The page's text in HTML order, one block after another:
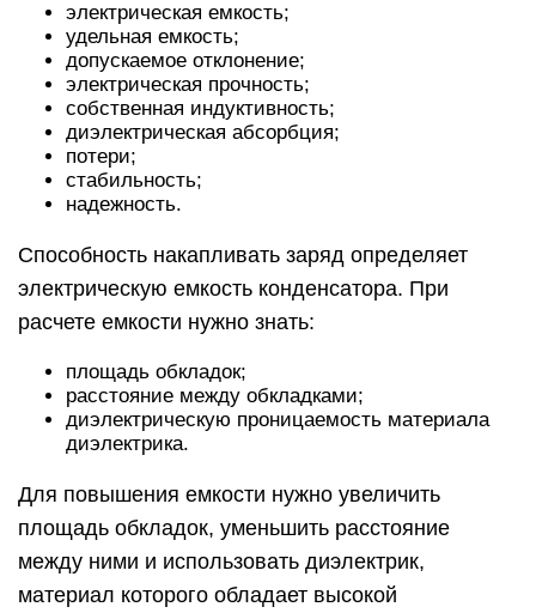
электрическая емкость;
удельная емкость;
допускаемое отклонение;
электрическая прочность;
собственная индуктивность;
диэлектрическая абсорбция;
потери;
стабильность;
надежность.
Способность накапливать заряд определяет
электрическую емкость конденсатора. При
расчете емкости нужно знать:
площадь обкладок;
расстояние между обкладками;
диэлектрическую проницаемость материала
диэлектрика.
Для повышения емкости нужно увеличить
площадь обкладок, уменьшить расстояние
между ними и использовать диэлектрик,
материал которого обладает высокой